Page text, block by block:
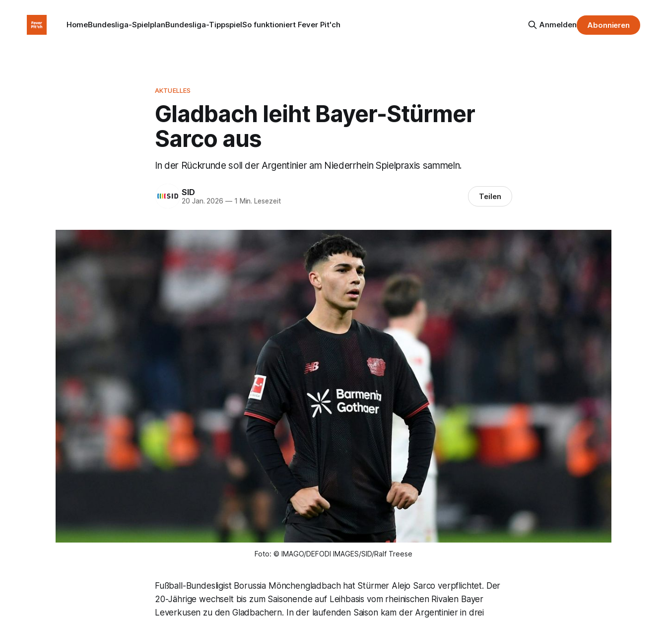
HomeBundesliga-SpielplanBundesliga-TippspielSo funktioniert Fever Pit'ch Anmelden Abonnieren
AKTUELLES
Gladbach leiht Bayer-Stürmer
Sarco aus
In der Rückrunde soll der Argentinier am Niederrhein Spielpraxis sammeln.
SID
20 Jan. 2026 —1 Min. Lesezeit Teilen
Foto: © IMAGO/DEFODI IMAGES/SID/Ralf Treese
Fußball-Bundesligist Borussia Mönchengladbach hat Stürmer Alejo Sarco verpflichtet. Der
20-Jährige wechselt bis zum Saisonende auf Leihbasis vom rheinischen Rivalen Bayer
Leverkusen zu den Gladbachern. In der laufenden Saison kam der Argentinier in drei